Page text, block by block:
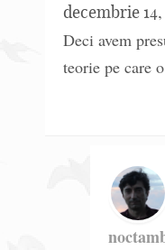
decembrie 14,
Deci avem
teorie pe care